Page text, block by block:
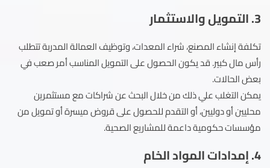
3. التمويل والاستثمار
تكلفة إنشاء المصنع، شراء المعدات، وتوظيف العمالة المدربة تتطلب
رأس مال كبير. قد يكون الحصول على التمويل المناسب أمر صعب في
بعض الحالات.
يمكن التغلب علي ذلك من خلال البحث عن شراكات مع مستثمرين
محليين أو دوليين، أو التقدم للحصول على قروض ميسرة أو تمويل من
مؤسسات حكومية داعمة للمشاريع الصحية.
4. إمدادات المواد الخام